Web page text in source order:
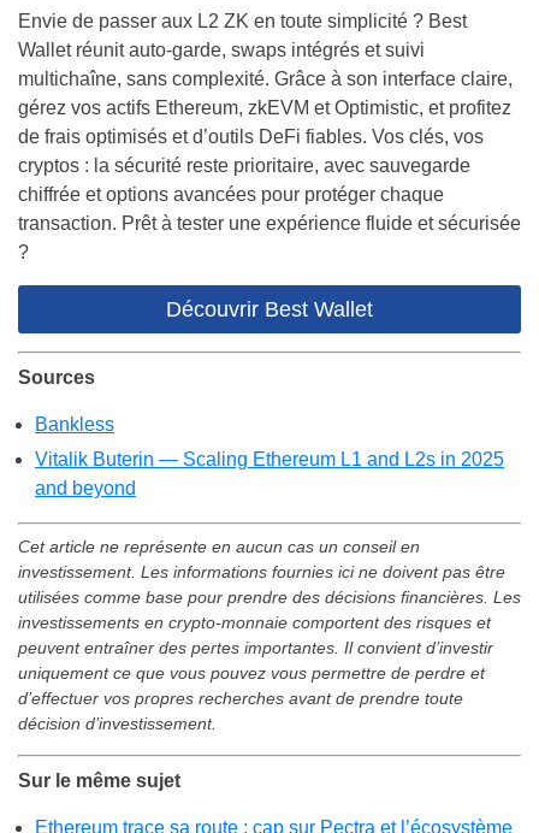
Envie de passer aux L2 ZK en toute simplicité ? Best
Wallet réunit auto-garde, swaps intégrés et suivi
multichaîne, sans complexité. Grâce à son interface claire,
gérez vos actifs Ethereum, zkEVM et Optimistic, et profitez
de frais optimisés et d’outils DeFi fiables. Vos clés, vos
cryptos : la sécurité reste prioritaire, avec sauvegarde
chiffrée et options avancées pour protéger chaque
transaction. Prêt à tester une expérience fluide et sécurisée
?
Découvrir Best Wallet
Sources
Bankless
Vitalik Buterin — Scaling Ethereum L1 and L2s in 2025
and beyond
Cet article ne représente en aucun cas un conseil en
investissement. Les informations fournies ici ne doivent pas être
utilisées comme base pour prendre des décisions financières. Les
investissements en crypto-monnaie comportent des risques et
peuvent entraîner des pertes importantes. Il convient d’investir
uniquement ce que vous pouvez vous permettre de perdre et
d’effectuer vos propres recherches avant de prendre toute
décision d’investissement.
Sur le même sujet
Ethereum trace sa route : cap sur Pectra et l’écosystème